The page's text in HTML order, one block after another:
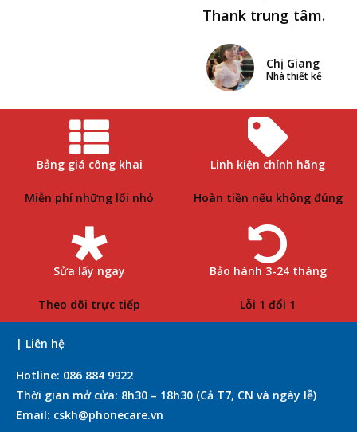
Thank trung tâm.
Chị Giang
Nhà thiết kế
Bảng giá công khai
Miễn phí những lối nhỏ
Linh kiện chính hãng
Hoàn tiền nếu không đúng
Sửa lấy ngay
Theo dõi trực tiếp
Bảo hành 3-24 tháng
Lỗi 1 đổi 1
| Liên hệ
Hotline: 086 884 9922
Thời gian mở cửa: 8h30 – 18h30 (Cả T7, CN và ngày lễ)
Email: cskh@phonecare.vn